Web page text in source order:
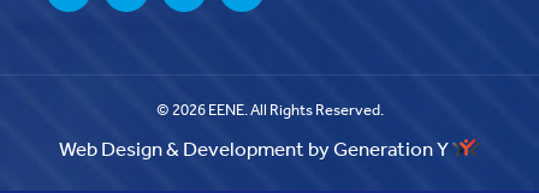
© 2026 EENE. All Rights Reserved.
Web Design & Development by Generation Y